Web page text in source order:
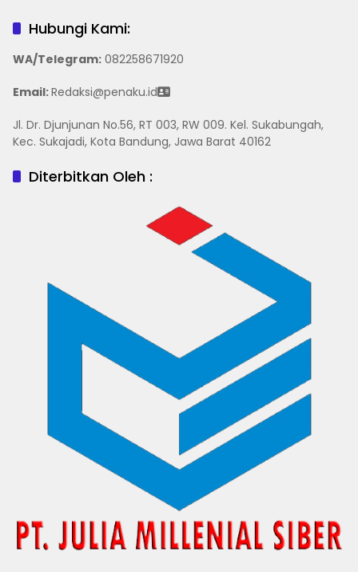
Hubungi Kami:
WA/Telegram: 082258671920
Email:Redaksi@penaku.id
Jl. Dr. Djunjunan No.56, RT 003, RW 009. Kel. Sukabungah,
Kec. Sukajadi, Kota Bandung, Jawa Barat 40162
Diterbitkan Oleh :